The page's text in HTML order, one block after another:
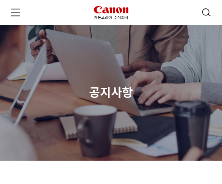
메뉴 열기 캐논코리아 주식회사 로고 검색 열기
공지사항